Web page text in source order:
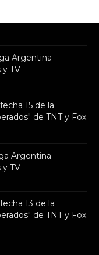
Argentina
y TV
15 de la
de TNT y Fox
Argentina
y TV
13 de la
de TNT y Fox